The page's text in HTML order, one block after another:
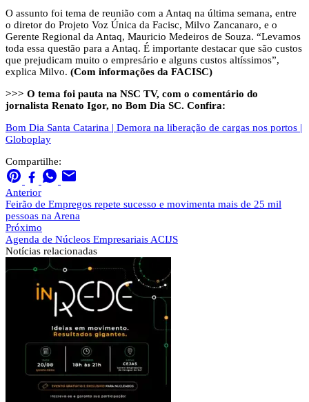
O assunto foi tema de reunião com a Antaq na última semana, entre
o diretor do Projeto Voz Única da Facisc, Milvo Zancanaro, e o
Gerente Regional da Antaq, Mauricio Medeiros de Souza. “Levamos
toda essa questão para a Antaq. É importante destacar que são custos
que prejudicam muito o empresário e alguns custos altíssimos”,
explica Milvo. (Com informações da FACISC)
>>> O tema foi pauta na NSC TV, com o comentário do
jornalista Renato Igor, no Bom Dia SC. Confira:
Bom Dia Santa Catarina | Demora na liberação de cargas nos portos |
Globoplay
Compartilhe:
Anterior
Feirão de Empregos repete sucesso e movimenta mais de 25 mil
pessoas na Arena
Próximo
Agenda de Núcleos Empresariais ACIJS
Notícias relacionadas